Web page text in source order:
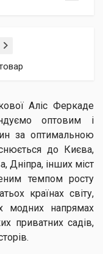
Аліс Феркаде
оптовим і
за оптимальною
до Києва,
Дніпра, інших міст
темпом росту
країнах світу,
модних напрямах
приватних садів,